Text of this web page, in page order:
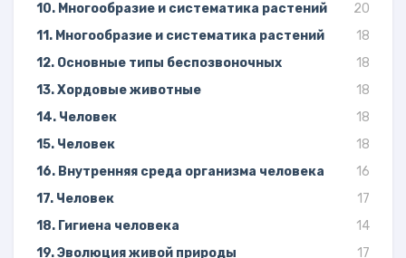
10. Многообразие и систематика растений
20
11. Многообразие и систематика растений
18
12. Основные типы беспозвоночных
18
13. Хордовые животные
18
14. Человек
18
15. Человек
18
16. Внутренняя среда организма человека
16
17. Человек
17
18. Гигиена человека
14
19. Эволюция живой природы
17